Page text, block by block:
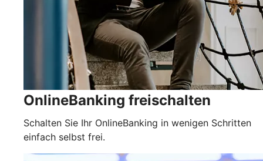
OnlineBanking freischalten
Schalten Sie Ihr OnlineBanking in wenigen Schritten
einfach selbst frei.